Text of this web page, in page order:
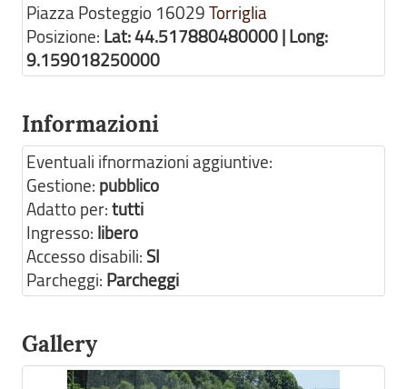
Piazza Posteggio 16029Torriglia
Posizione: Lat: 44.517880480000 | Long:
9.159018250000
Informazioni
Eventuali ifnormazioni aggiuntive:
Gestione: pubblico
Adatto per:tutti
Ingresso: libero
Accesso disabili: SI
Parcheggi: Parcheggi
Gallery